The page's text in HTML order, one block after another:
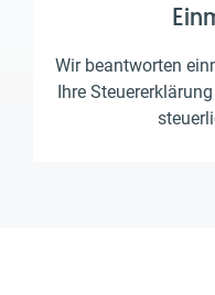
Wir beantworten
Ihre